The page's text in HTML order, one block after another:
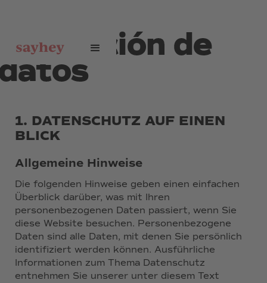
de
1. DATENSCHUTZ AUF EINEN
BLICK
Allgemeine Hinweise
Die folgenden Hinweise geben einen einfachen
Überblick darüber, was mit Ihren
personenbezogenen Daten passiert, wenn Sie
diese Website besuchen. Personenbezogene
Daten sind alle Daten, mit denen Sie persönlich
identifiziert werden können. Ausführliche
Informationen zum Thema Datenschutz
entnehmen Sie unserer unter diesem Text